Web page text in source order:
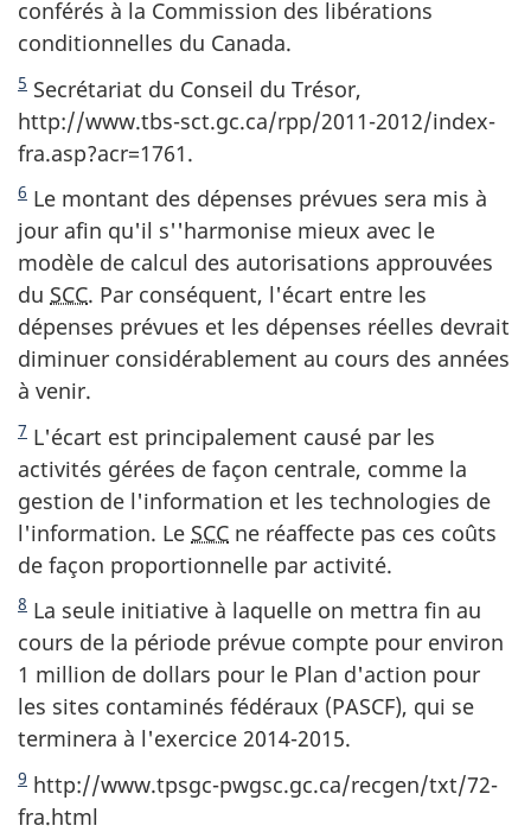
conférés à la Commission des libérations
conditionnelles du Canada.
5 Secrétariat du Conseil du Trésor,
http://www.tbs-sct.gc.ca/rpp/2011-2012/index-
fra.asp?acr=1761.
6 Le montant des dépenses prévues sera mis à
jour afin qu'il s''harmonise mieux avec le
modèle de calcul des autorisations approuvées
du SCC. Par conséquent, l'écart entre les
dépenses prévues et les dépenses réelles devrait
diminuer considérablement au cours des années
à venir.
7 L'écart est principalement causé par les
activités gérées de façon centrale, comme la
gestion de l'information et les technologies de
l'information. Le SCC ne réaffecte pas ces coûts
de façon proportionnelle par activité.
8 La seule initiative à laquelle on mettra fin au
cours de la période prévue compte pour environ
1 million de dollars pour le Plan d'action pour
les sites contaminés fédéraux (PASCF), qui se
terminera à l'exercice 2014-2015.
9 http://www.tpsgc-pwgsc.gc.ca/recgen/txt/72-
fra.html